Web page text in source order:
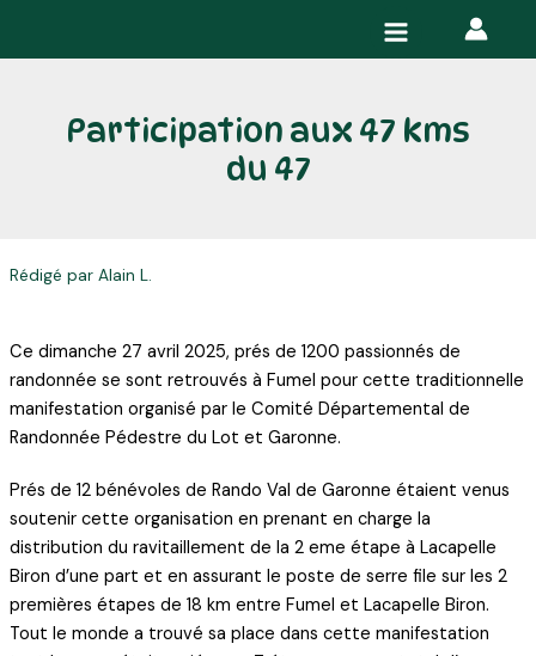
Main
Menu
Participation aux 47 kms
du 47
Rédigé par Alain L.
Ce dimanche 27 avril 2025, prés de 1200 passionnés de
randonnée se sont retrouvés à Fumel pour cette traditionnelle
manifestation organisé par le Comité Départemental de
Randonnée Pédestre du Lot et Garonne.
Prés de 12 bénévoles de Rando Val de Garonne étaient venus
soutenir cette organisation en prenant en charge la
distribution du ravitaillement de la 2 eme étape à Lacapelle
Biron d’une part et en assurant le poste de serre file sur les 2
premières étapes de 18 km entre Fumel et Lacapelle Biron.
Tout le monde a trouvé sa place dans cette manifestation